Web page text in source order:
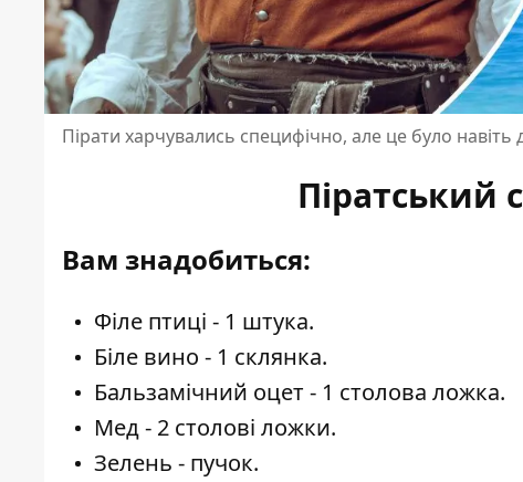
Пірати харчувались специфічно, але це було
Піратський
Вам знадобиться:
Філе птиці - 1 штука.
Біле вино - 1 склянка.
Бальзамічний оцет - 1 столова ложка.
Мед - 2 столові ложки.
Зелень - пучок.